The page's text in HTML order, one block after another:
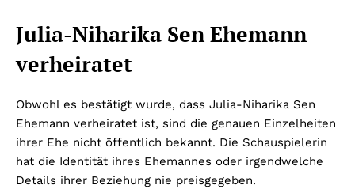
Julia-Niharika Sen Ehemann
verheiratet
Obwohl es bestätigt wurde, dass Julia-Niharika Sen
Ehemann verheiratet ist, sind die genauen Einzelheiten
ihrer Ehe nicht öffentlich bekannt. Die Schauspielerin
hat die Identität ihres Ehemannes oder irgendwelche
Details ihrer Beziehung nie preisgegeben.